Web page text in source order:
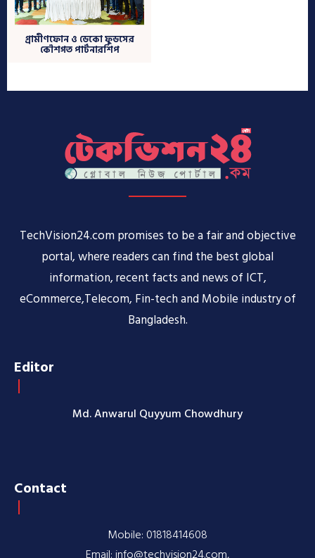
TechVision24.com promises to be a fair and objective
portal, where readers can find the best global
information, recent facts and news of ICT,
eCommerce,Telecom, Fin-tech and Mobile industry of
Bangladesh.
Editor
Md. Anwarul Quyyum Chowdhury
Contact
Mobile: 01818414608
Email: info@techvision24.com,